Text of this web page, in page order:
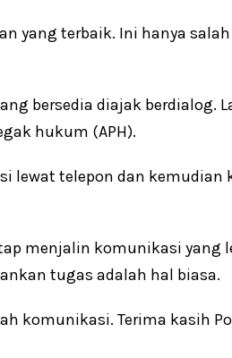
yang terbaik. Ini hanya
bersedia diajak berdialog.
hukum (APH).
lewat telepon dan kemudian
menjalin komunikasi yang
tugas adalah hal biasa.
komunikasi. Terima kasih